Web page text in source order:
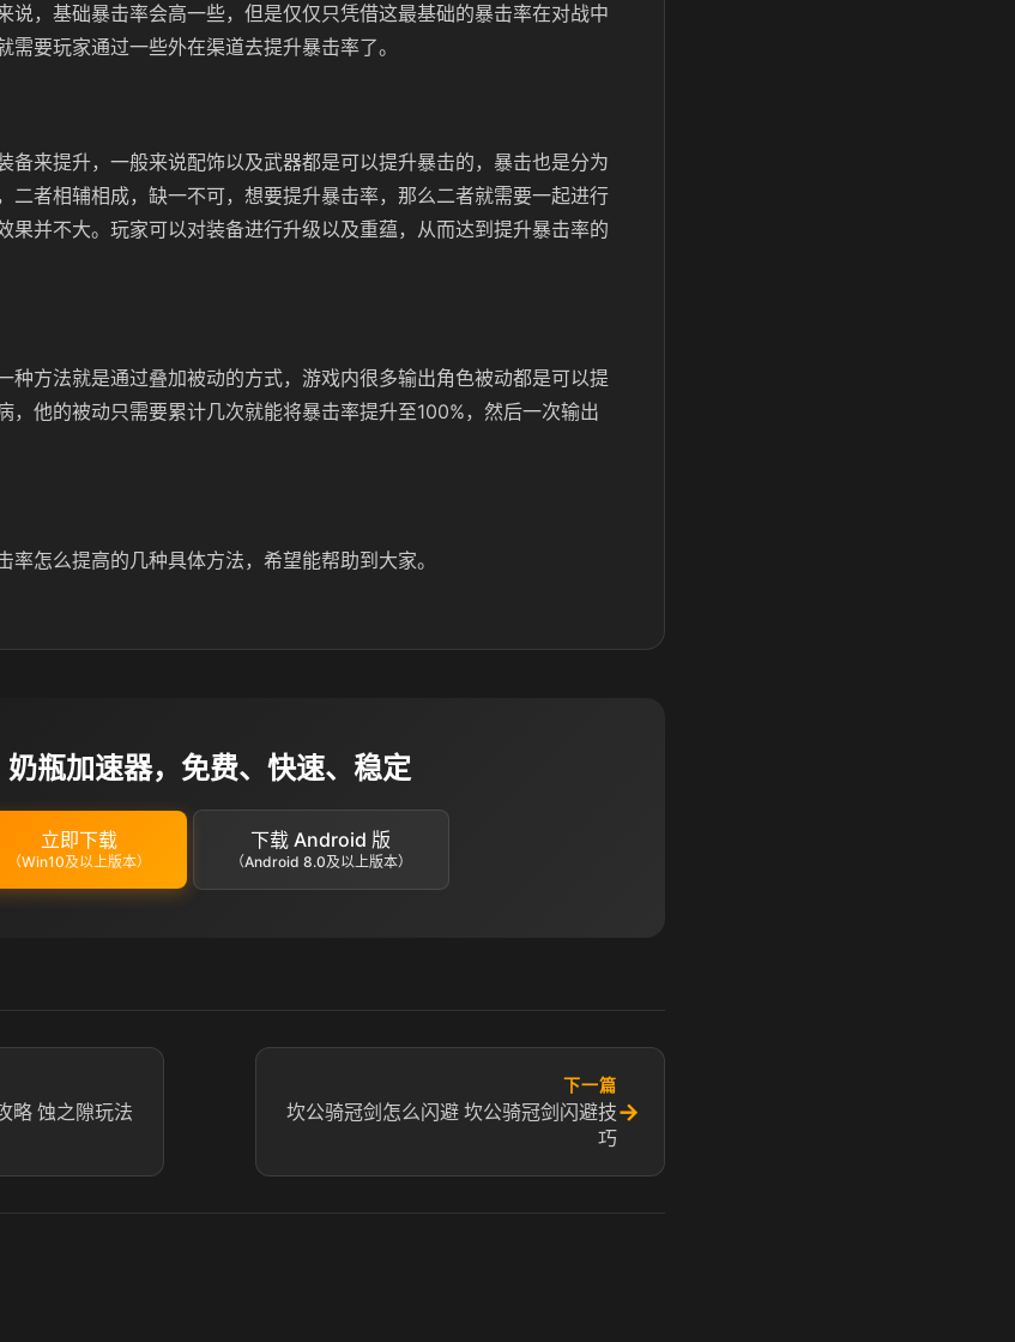
说，基础暴击率会高一些，但是仅仅只凭借这最基础的暴击率在对战中
需要玩家通过一些外在渠道去提升暴击率了。
备来提升，一般来说配饰以及武器都是可以提升暴击的，暴击也是分为
二者相辅相成，缺一不可，想要提升暴击率，那么二者就需要一起进行
果并不大。玩家可以对装备进行升级以及重蕴，从而达到提升暴击率的
种方法就是通过叠加被动的方式，游戏内很多输出角色被动都是可以提
，他的被动只需要累计几次就能将暴击率提升至100%，然后一次输出
率怎么提高的几种具体方法，希望能帮助到大家。
奶瓶加速器，免费、快速、稳定
立即下载
（Win10及以上版本）
下载 Android 版
（Android 8.0及以上版本）
略 蚀之隙玩法
下一篇
坎公骑冠剑怎么闪避 坎公骑冠剑闪避技
巧
→